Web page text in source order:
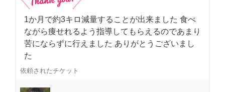
1か月で約3キロ減量することが出来ました 食べ
ながら痩せれるよう指導してもらえるのであまり
苦にならずに行えました ありがとうございまし
た
依頼されたチケット